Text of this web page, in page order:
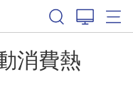
消費熱